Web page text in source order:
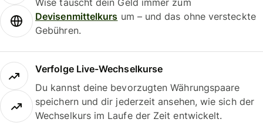
Wise tauscht dein Geld immer zum
Devisenmittelkurs um – und das ohne versteckte
Gebühren.
Verfolge Live-Wechselkurse
Du kannst deine bevorzugten Währungspaare
speichern und dir jederzeit ansehen, wie sich der
Wechselkurs im Laufe der Zeit entwickelt.